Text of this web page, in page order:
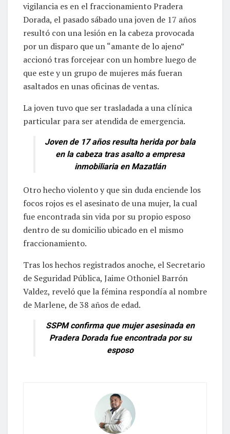
vigilancia es en el fraccionamiento Pradera
Dorada, el pasado sábado una joven de 17 años
resultó con una lesión en la cabeza provocada
por un disparo que un “amante de lo ajeno”
accionó tras forcejear con un hombre luego de
que este y un grupo de mujeres más fueran
asaltados en unas oficinas de ventas.
La joven tuvo que ser trasladada a una clínica
particular para ser atendida de emergencia.
Joven de 17 años resulta herida por bala
en la cabeza tras asalto a empresa
inmobiliaria en Mazatlán
Otro hecho violento y que sin duda enciende los
focos rojos es el asesinato de una mujer, la cual
fue encontrada sin vida por su propio esposo
dentro de su domicilio ubicado en el mismo
fraccionamiento.
Tras los hechos registrados anoche, el Secretario
de Seguridad Pública, Jaime Othoniel Barrón
Valdez, reveló que la fémina respondía al nombre
de Marlene, de 38 años de edad.
SSPM confirma que mujer asesinada en
Pradera Dorada fue encontrada por su
esposo